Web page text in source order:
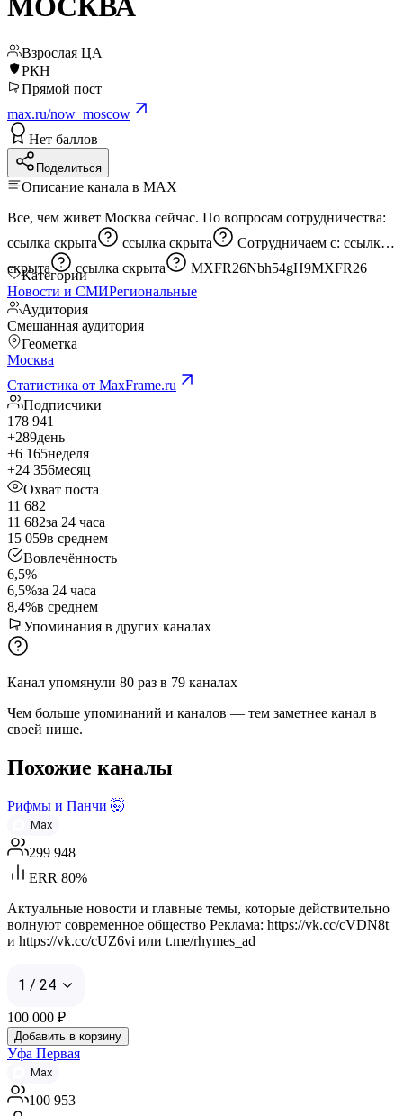
МОСКВА
Взрослая ЦА
РКН
Прямой пост
max.ru/now_moscow
Нет баллов
Поделиться
Описание канала в MAX
Все, чем живет Москва сейчас. По вопросам сотрудничества:
ссылка скрыта
ссылка скрыта Сотрудничаем с: ссылка
скрыта
ссылка скрыта MXFR26Nbh54gH9MXFR26
Категории
Новости и СМИРегиональные
Аудитория
Смешанная аудитория
Геометка
Москва
Статистика от MaxFrame.ru
Подписчики
178 941
+289день
+6 165неделя
+24 356месяц
Охват поста
11 682
11 682за 24 часа
15 059в среднем
Вовлечённость
6,5%
6,5%за 24 часа
8,4%в среднем
Упоминания в других каналах
Канал упомянули 80 раз в 79 каналах
Чем больше упоминаний и каналов — тем заметнее канал в
своей нише.
Похожие каналы
Рифмы и Панчи 🤯
Max
299 948
ERR 80%
Актуальные новости и главные темы, которые действительно
волнуют современное общество Реклама: https://vk.cc/cVDN8t
и https://vk.cc/cUZ6vi или t.me/rhymes_ad
1 / 24
100 000 ₽
Добавить в корзину
Уфа Первая
Max
100 953